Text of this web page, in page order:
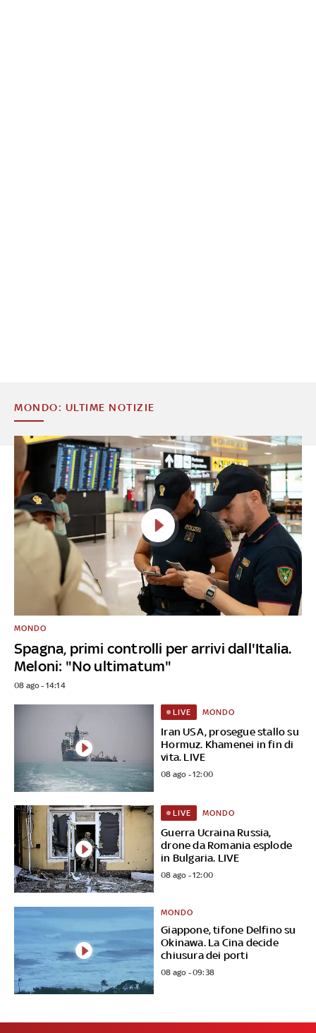
MONDO: ULTIME NOTIZIE
Spagna, primi controlli per arrivi dall'Italia.
Meloni: "No ultimatum"
MONDO
08 ago - 14:14
Iran USA, prosegue stallo su
Hormuz. Khamenei in fin di
vita. LIVE
LIVE MONDO
08 ago - 12:00
Guerra Ucraina Russia,
drone da Romania esplode
in Bulgaria. LIVE
LIVE MONDO
08 ago - 12:00
Giappone, tifone Delfino su
Okinawa. La Cina decide
chiusura dei porti
MONDO
08 ago - 09:38